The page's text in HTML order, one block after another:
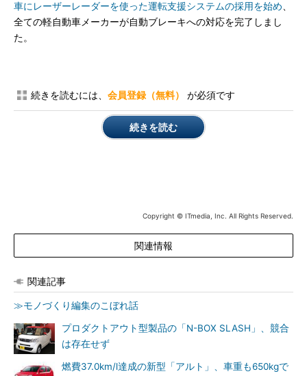
車にレーザーレーダーを使った運転支援システムの採用を始め
全ての軽自動車メーカーが自動ブレーキへの対応を完了しまし
た。
続きを読むには、 会員登録（無料） が必須です
続きを読む
Copyright © ITmedia, Inc. All Rights Reserved.
関連情報
関連記事
≫モノづくり編集のこぼれ話
プロダクトアウト型製品の「N-BOX SLASH」、競合
は存在せず
燃費37.0km/l達成の新型「アルト」、車重も650kgで